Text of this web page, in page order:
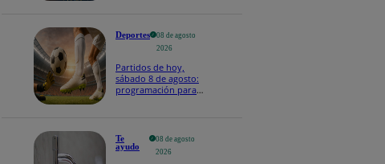
Deportes
08 de agosto
2026
Partidos de hoy,
sábado 8 de agosto:
programación para
Te
ayudo
08 de agosto
2026